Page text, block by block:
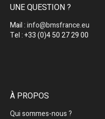
UNE QUESTION ?
Mail :info@bmsfrance.eu
Tel : +33 (0)4 50 27 29 00
À PROPOS
Qui sommes-nous ?